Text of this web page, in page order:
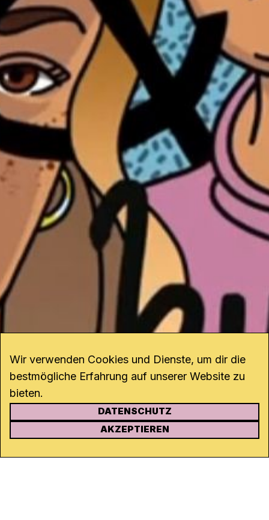
PODCAST ABONNIEREN
Details zum Podcast Faust & Kupfer
KONTAKT
Rohrerstrasse 20
Wir verwenden Cookies und Dienste, um dir die
bestmögliche Erfahrung auf unserer Website zu
bieten.
DATENSCHUTZ
AKZEPTIEREN